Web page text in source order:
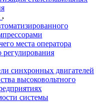
места оператора
синхронных двигателей
высоковольтного
системы